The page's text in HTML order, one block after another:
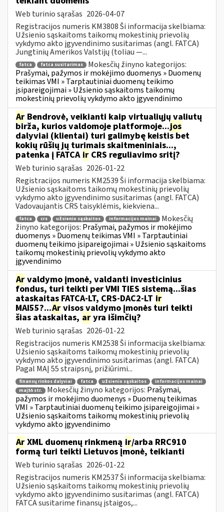
Web turinio sąrašas 2026-04-07
Registracijos numeris KM3808 Ši informacija skelbiama:
Užsienio sąskaitoms taikomų mokestinių prievolių
vykdymo akto įgyvendinimo susitarimas (angl. FATCA)
Jungtinių Amerikos Valstijų (toliau —...
fatca fatca susitarimas
Mokesčių žinyno kategorijos:
Prašymai, pažymos ir mokėjimo duomenys » Duomenų
teikimas VMI » Tarptautiniai duomenų teikimo
įsipareigojimai » Užsienio sąskaitoms taikomų
mokestinių prievolių vykdymo akto įgyvendinimo
Ar Bendrovė, veikianti kaip virtualiųjų valiutų
birža, kurios valdomoje platformoje...jos
dalyviai (klientai) turi galimybę keistis bet
kokių rūšių jų turimais skaitmeniniais...,
patenka į FATCA ir CRS reguliavimo sritį?
Web turinio sąrašas 2026-01-22
Registracijos numeris KM2539 Ši informacija skelbiama:
Užsienio sąskaitoms taikomų mokestinių prievolių
vykdymo akto įgyvendinimo susitarimas (angl. FATCA)
Vadovaujantis CRS taisyklėmis, kiekviena...
fatca crs užsienio sąskaitos informacijos mainai
Mokesčių
žinyno kategorijos: Prašymai, pažymos ir mokėjimo
duomenys » Duomenų teikimas VMI » Tarptautiniai
duomenų teikimo įsipareigojimai » Užsienio sąskaitoms
taikomų mokestinių prievolių vykdymo akto
įgyvendinimo
Ar valdymo įmonė, valdanti investicinius
fondus, turi teikti per VMI TIES sistemą...šias
ataskaitas FATCA-LT, CRS-DAC2-LT ir
MAI55?...Ar visos valdymo įmonės turi teikti
šias ataskaitas, ar yra išimčių?
Web turinio sąrašas 2026-01-22
Registracijos numeris KM2538 Ši informacija skelbiama:
Užsienio sąskaitoms taikomų mokestinių prievolių
vykdymo akto įgyvendinimo susitarimas (angl. FATCA)
Pagal MAĮ 55 straipsnį, prižiūrimi...
finansų rinkos dalyviai fatca užsienio sąskaitos
informacijos mainai
maį55 str.
Mokesčių žinyno kategorijos: Prašymai,
pažymos ir mokėjimo duomenys » Duomenų teikimas
VMI » Tarptautiniai duomenų teikimo įsipareigojimai »
Užsienio sąskaitoms taikomų mokestinių prievolių
vykdymo akto įgyvendinimo
Ar XML duomenų rinkmeną ir/arba RRC910
formą turi teikti Lietuvos įmonė, teikianti
Web turinio sąrašas 2026-01-22
Registracijos numeris KM2537 Ši informacija skelbiama:
Užsienio sąskaitoms taikomų mokestinių prievolių
vykdymo akto įgyvendinimo susitarimas (angl. FATCA)
FATCA susitarime finansų įstaigos,...